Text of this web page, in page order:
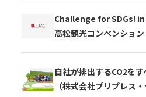
Challenge for SDGs!
高松観光コンベンション
自社が排出するCO2をす
（株式会社プリプレス・